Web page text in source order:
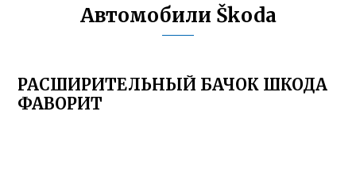
Автомобили Škoda
РАСШИРИТЕЛЬНЫЙ БАЧОК ШКОДА
ФАВОРИТ